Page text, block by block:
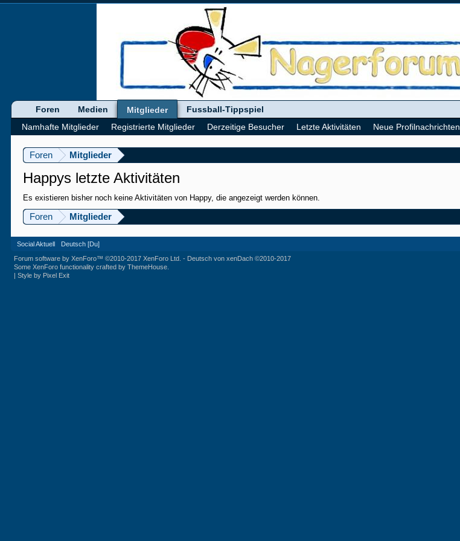
Foren Mitglieder
Happys letzte Aktivitäten
Es existieren bisher noch keine Aktivitäten von Happy, die angezeigt werden können.
Foren Mitglieder
Foren Medien
Mitglieder
Namhafte Mitglieder
Registrierte Mitglieder Derzeitige Besucher Letzte Aktivitäten Neue Profilnachrichten
Fussball-Tippspiel
Social Aktuell Deutsch [Du]
Forum software by XenForo™©2010-2017 XenForo Ltd. - Deutsch von xenDach©2010-2017
Some XenForo functionality crafted byThemeHouse
|Style by Pixel Exit